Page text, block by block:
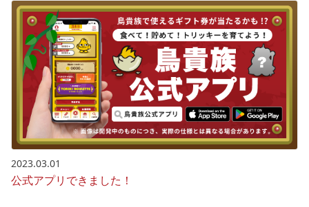
2023.03.01
公式アプリできました！